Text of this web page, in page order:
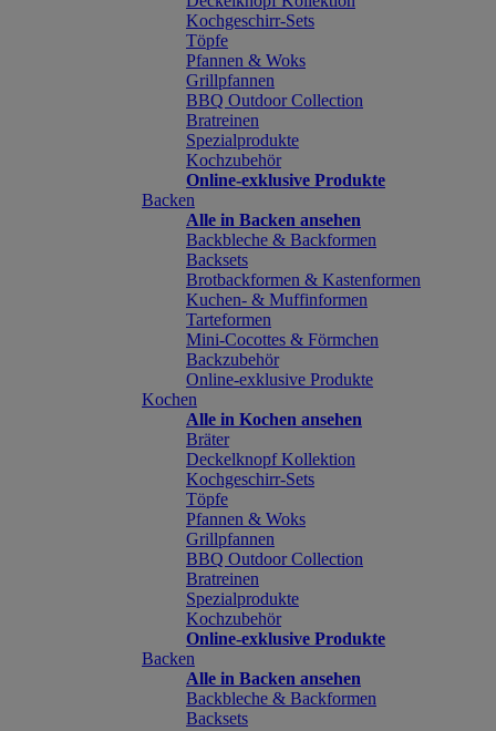
Kochgeschirr-Sets
Töpfe
Pfannen & Woks
Grillpfannen
BBQ Outdoor Collection
Bratreinen
Spezialprodukte
Kochzubehör
Online-exklusive Produkte
Backen
Alle in Backen ansehen
Backbleche & Backformen
Backsets
Brotbackformen & Kastenformen
Kuchen- & Muffinformen
Tarteformen
Mini-Cocottes & Förmchen
Backzubehör
Online-exklusive Produkte
Kochen
Alle in Kochen ansehen
Bräter
Deckelknopf Kollektion
Kochgeschirr-Sets
Töpfe
Pfannen & Woks
Grillpfannen
BBQ Outdoor Collection
Bratreinen
Spezialprodukte
Kochzubehör
Online-exklusive Produkte
Backen
Alle in Backen ansehen
Backbleche & Backformen
Backsets